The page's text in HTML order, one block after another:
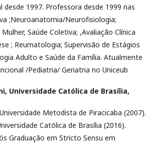
1997. Professora desde 1999 nas
;Neuroanatomia/Neurofisiologia;
Saúde Coletiva; ,Avaliação Clínica
; Reumatologia; Supervisão de Estágios
Adulto e Saúde da Família. Atualmente
/Pediatria/ Geriatria no Uniceub
Universidade Católica de Brasília,
Metodista de Piracicaba (2007).
Católica de Brasília (2016).
Graduação em Stricto Sensu em